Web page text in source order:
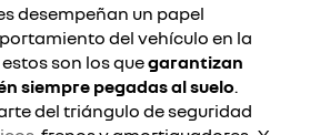
desempeñan un papel
del vehículo en la
son los quegarantizan
siempre pegadas al suelo.
del triángulo de seguridad